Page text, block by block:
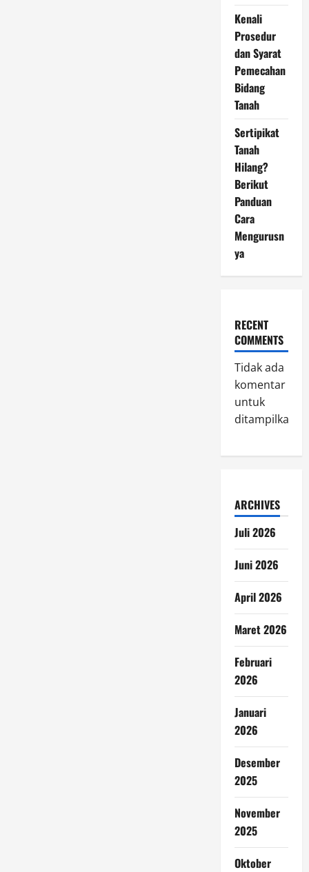
Kenali
Prosedur
dan Syarat
Pemecahan
Bidang
Tanah
Sertipikat
Tanah
Hilang?
Berikut
Panduan
Cara
Mengurusn
ya
RECENT
COMMENTS
Tidak ada
komentar
untuk
ditampilkan.
ARCHIVES
Juli 2026
Juni 2026
April 2026
Maret 2026
Februari
2026
Januari
2026
Desember
2025
November
2025
Oktober